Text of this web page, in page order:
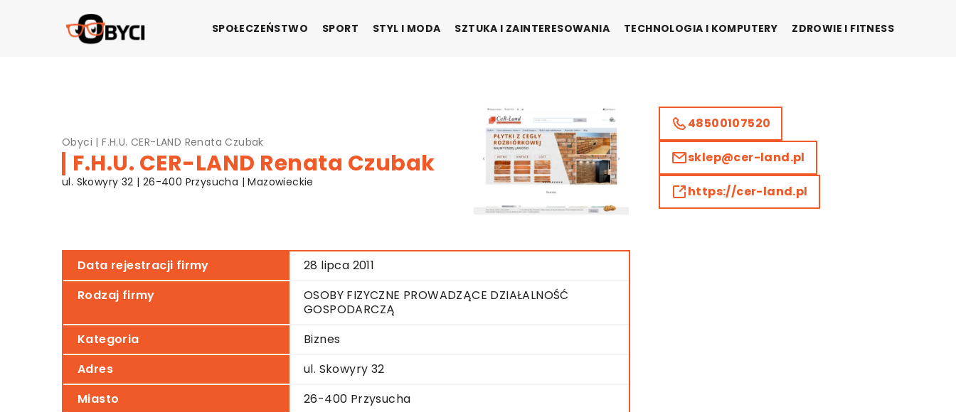
SPOŁECZEŃSTWO SPORT STYL I MODA SZTUKA I ZAINTERESOWANIA TECHNOLOGIA I KOMPUTERY ZDROWIE I FITNESS
Obyci |F.H.U. CER-LAND Renata Czubak
F.H.U. CER-LAND Renata Czubak
ul. Skowyry 32 | 26-400 Przysucha | Mazowieckie
Data rejestracji firmy
28 lipca 2011
Rodzaj firmy
OSOBY FIZYCZNE PROWADZĄCE DZIAŁALNOŚĆ
GOSPODARCZĄ
Kategoria
Biznes
Adres
ul. Skowyry 32
Miasto
26-400 Przysucha
48500107520
sklep@cer-land.pl
https://cer-land.pl